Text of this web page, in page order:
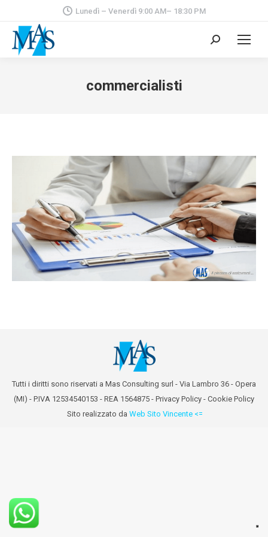
Lunedì – Venerdì 9:00 AM– 18:30 PM
Cerca:
commercialisti
Tutti i diritti sono riservati a Mas Consulting surl - Via Lambro 36 - Opera
(MI) - P.IVA 12534540153 - REA 1564875 - Privacy Policy - Cookie Policy
Sito realizzato da Web Sito Vincente <=